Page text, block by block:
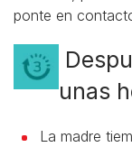
ponte en
unas
La madre